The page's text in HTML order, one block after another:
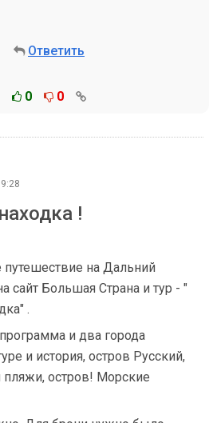
Ответить
0 0
!
на Дальний
сайт Большая Страна и тур - "
.
и два города
и история, остров Русский,
остров! Морские